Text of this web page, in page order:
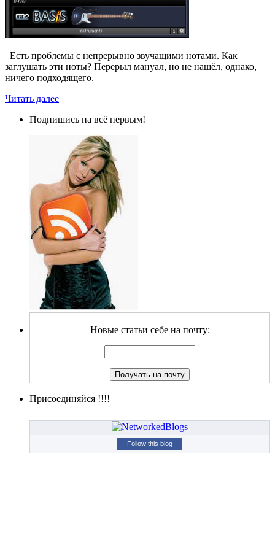
Есть проблемы с непрерывно звучащими нотами. Как
заглушать эти ноты? Перерыл мануал, но не нашёл, однако,
ничего подходящего.
Читать далее
Подпишись на всё первым!
Новые статьи себе на почту:
Присоединяйся !!!!
Follow this blog